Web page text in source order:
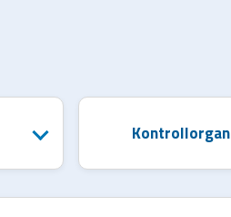
Kontrollorgan